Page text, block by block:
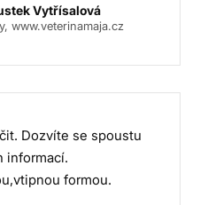
Vytřísalová
www.veterinamaja.cz
Dozvíte se spoustu
informací.
formou.